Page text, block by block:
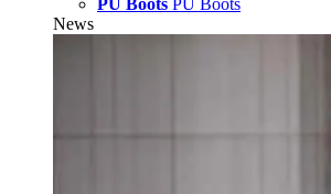
PU Boots PU Boots
News